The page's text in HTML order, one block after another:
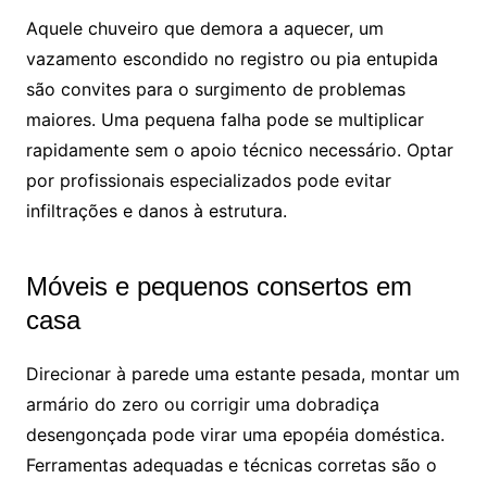
Aquele chuveiro que demora a aquecer, um
vazamento escondido no registro ou pia entupida
são convites para o surgimento de problemas
maiores. Uma pequena falha pode se multiplicar
rapidamente sem o apoio técnico necessário. Optar
por profissionais especializados pode evitar
infiltrações e danos à estrutura.
Móveis e pequenos consertos em
casa
Direcionar à parede uma estante pesada, montar um
armário do zero ou corrigir uma dobradiça
desengonçada pode virar uma epopéia doméstica.
Ferramentas adequadas e técnicas corretas são o